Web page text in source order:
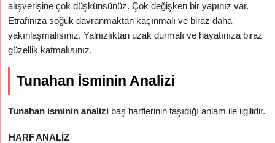
alışverişine çok düşkünsünüz. Çok değişken bir yapınız var.
Etrafınıza soğuk davranmaktan kaçınmalı ve biraz daha
yakınlaşmalısınız. Yalnızlıktan uzak durmalı ve hayatınıza biraz
güzellik katmalısınız.
Tunahan İsminin Analizi
Tunahan isminin analizi baş harflerinin taşıdığı anlam ile ilgilidir.
HARFANALIZ